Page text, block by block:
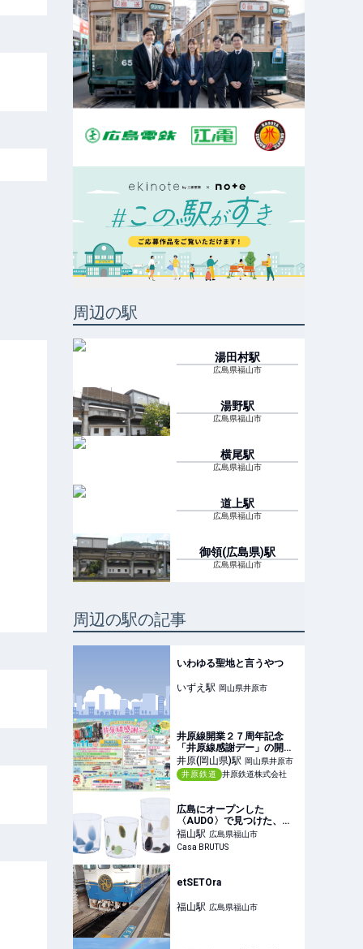
周辺の駅
湯田村駅
広島県福山市
湯野駅
広島県福山市
横尾駅
広島県福山市
道上駅
広島県福山市
御領(広島県)駅
広島県福山市
周辺の駅の記事
いわゆる聖地と言うやつ
いずえ駅 岡山県井原市
井原線開業２７周年記念
「井原線感謝デー」の開催
について
井原(岡山県)駅 岡山県井原市
井原鉄道
井原鉄道株式会社
広島にオープンした
〈AUDO〉で見つけた、台
湾×スウェーデンによるガラ
スコレクション。
福山駅 広島県福山市
Casa BRUTUS
etSETOra
福山駅 広島県福山市